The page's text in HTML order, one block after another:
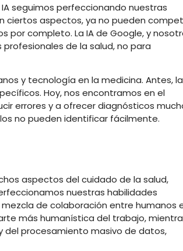
seguimos perfeccionando nuestras
ciertos aspectos, ya no pueden
por completo. La IA de Google, y
de la salud, no para
y tecnología en la medicina. Antes, la
Hoy, nos encontramos en el
errores y a ofrecer diagnósticos
no pueden identificar fácilmente.
aspectos del cuidado de la salud,
nuestras habilidades
de colaboración entre humanos
más humanística del trabajo,
del procesamiento masivo de datos,